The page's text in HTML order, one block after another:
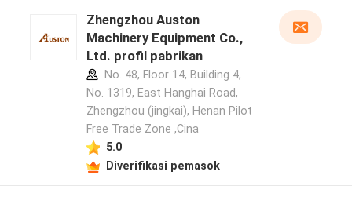
Tinggalkan pesan
Kami akan segera menghubungi Anda
Zhengzhou Auston
Machinery Equipment Co.,
Ltd. profil pabrikan
No. 48, Floor 14, Building 4,
No. 1319, East Hanghai Road,
Zhengzhou (jingkai), Henan Pilot
Free Trade Zone ,Cina
5.0
Diverifikasi pemasok